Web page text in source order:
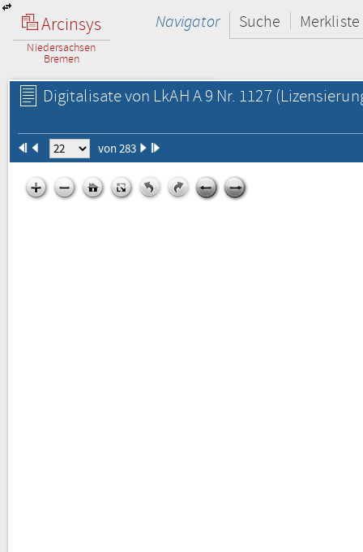
Arcinsys
Niedersachsen
Bremen
Navigator Suche Merkliste
Digitalisate von LkAH A 9 Nr. 1127
von 283